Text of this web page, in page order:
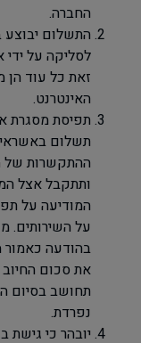
החברה.
התשלום
לסליקה על
זאת כל עוד
האינטרנט.
תשלום
ההתקשרות של
ותתקבל אצל
המודיעה על
על השירותים.
בהודעה
את סכום
תחושב בסיום
נפרדת.
יובהר כי גישת